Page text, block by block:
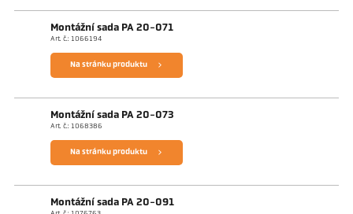
Montážní sada PA 20-071
Art. č.: 1066194
Na stránku produktu
Montážní sada PA 20-073
Art. č.: 1068386
Na stránku produktu
Montážní sada PA 20-091